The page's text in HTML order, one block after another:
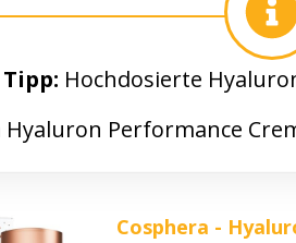
​Tipp: ​Hochdosierte
​Hyaluron Performance
Cosphera -